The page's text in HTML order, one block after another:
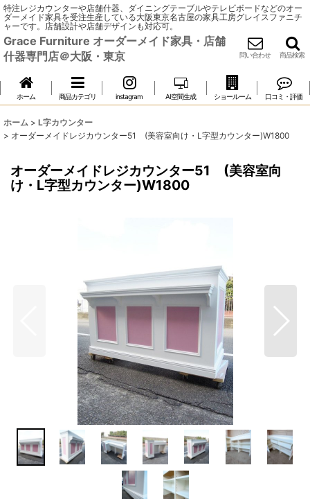
特注レジカウンターや店舗什器、ダイニングテーブルやテレビボードなどのオー
ダーメイド家具を受注生産している大阪東京名古屋の家具工房グレイスファニチ
ャーです。店舗設計や店舗デザインも対応可。
Grace Furniture オーダーメイド家具・店舗
什器専門店＠大阪・東京
問い合わせ 商品検索
ホーム 商品カテゴリ instagram AI空間生成 ショールーム 口コミ・評価
ホーム > L字カウンター
> オーダーメイドレジカウンター51 (美容室向け・L字型カウンター)W1800
オーダーメイドレジカウンター51 (美容室向
け・L字型カウンター)W1800